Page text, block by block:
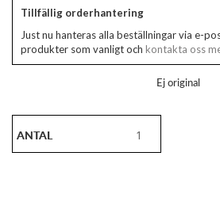
Tillfällig orderhantering
Just nu hanteras alla beställningar via e-
produkter som vanligt och kontakta oss
Ej original
ANTAL